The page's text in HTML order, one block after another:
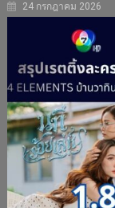
24 กรกฎาคม 2026